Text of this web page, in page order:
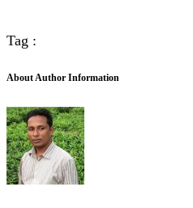
Tag :
About Author Information